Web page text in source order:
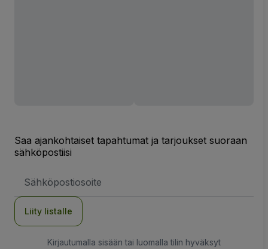
Saa ajankohtaiset tapahtumat ja tarjoukset suoraan
sähköpostiisi
Liity listalle
Kirjautumalla sisään tai luomalla tilin hyväksyt